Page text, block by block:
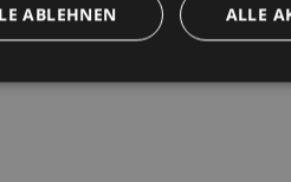
ALLE
ABLEHNEN